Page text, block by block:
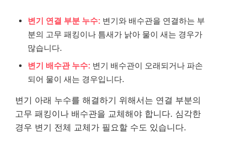
변기 연결 부분 누수: 변기와 배수관을 연결하는 부
분의 고무 패킹이나 틈새가 낡아 물이 새는 경우가
많습니다.
변기 배수관 누수: 변기 배수관이 오래되거나 파손
되어 물이 새는 경우입니다.
변기 아래 누수를 해결하기 위해서는 연결 부분의
고무 패킹이나 배수관을 교체해야 합니다. 심각한
경우 변기 전체 교체가 필요할 수도 있습니다.